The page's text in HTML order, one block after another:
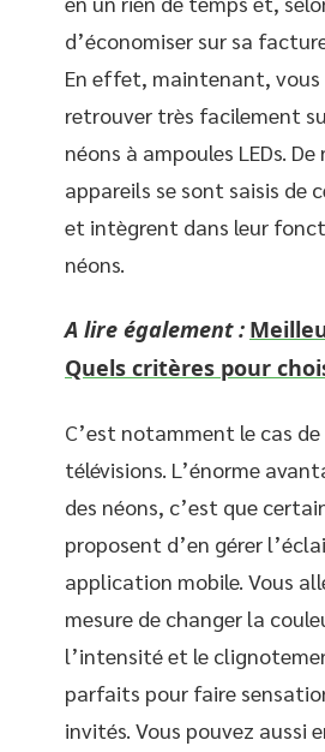
d’économiser sur sa
En effet, maintenant, vous
retrouver très facilement
néons à ampoules LEDs.
appareils se sont saisis de
et intègrent dans leur
néons.
A lire également :
Quels critères pour
C’est notamment le cas
télévisions. L’énorme
des néons, c’est que
proposent d’en gérer
application mobile. Vous
mesure de changer la
l’intensité et le
parfaits pour faire
invités. Vous pouvez aussi